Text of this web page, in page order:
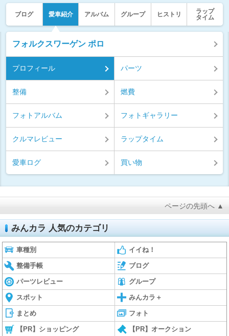
ブログ 愛車紹介 アルバム グループ ヒストリ
ラップ
タイム
フォルクスワーゲン ポロ
プロフィール パーツ
整備 燃費
フォトアルバム フォトギャラリー
クルマレビュー ラップタイム
愛車ログ 買い物
ページの先頭へ ▲
みんカラ 人気のカテゴリ
車種別 イイね！
整備手帳 ブログ
パーツレビュー グループ
スポット みんカラ＋
まとめ フォト
【PR】ショッピング 【PR】オークション